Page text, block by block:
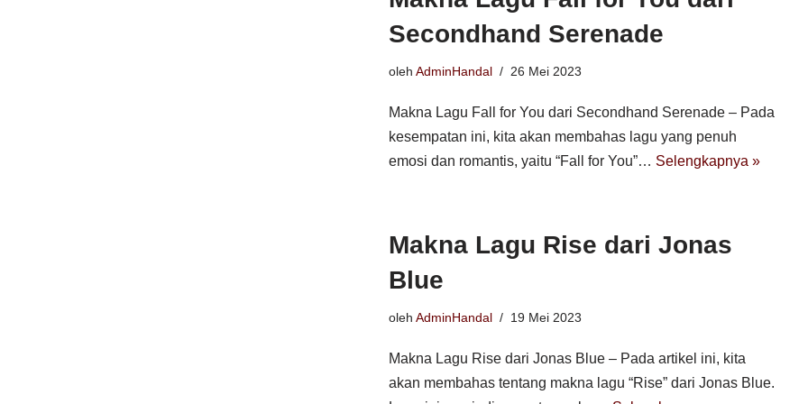
Secondhand Serenade
oleh AdminHandal 26 Mei 2023
Makna Lagu Fall for You dari Secondhand Serenade – Pada
kesempatan ini, kita akan membahas lagu yang penuh
emosi dan romantis, yaitu “Fall for You”… Selengkapnya »
Makna Lagu Rise dari Jonas
Blue
oleh AdminHandal 19 Mei 2023
Makna Lagu Rise dari Jonas Blue – Pada artikel ini, kita
akan membahas tentang makna lagu “Rise” dari Jonas Blue.